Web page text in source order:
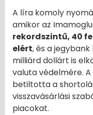
A líra komoly
amikor az
rekordszintű, 40
elért, és a
milliárd dollárt is
valuta védelmére.
betiltotta a
visszavásárlási
piacokat.